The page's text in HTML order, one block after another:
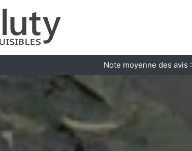
Note moyenne des avis :